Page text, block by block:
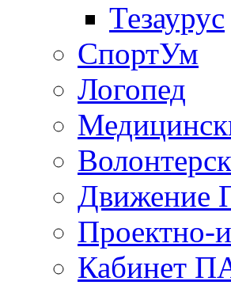
Тезаурус
СпортУм
Логопед
Движение
Проектно-
Кабинет